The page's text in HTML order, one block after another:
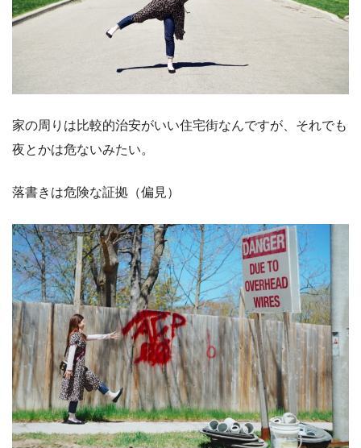
家の周りは比較的治安がいい住宅街なんですが、それでも
夜とかは危ないみたい。
落書きは危険な証拠（偏見）